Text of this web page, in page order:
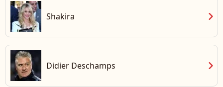
Shakira chevron_right
Didier Deschamps chevron_right